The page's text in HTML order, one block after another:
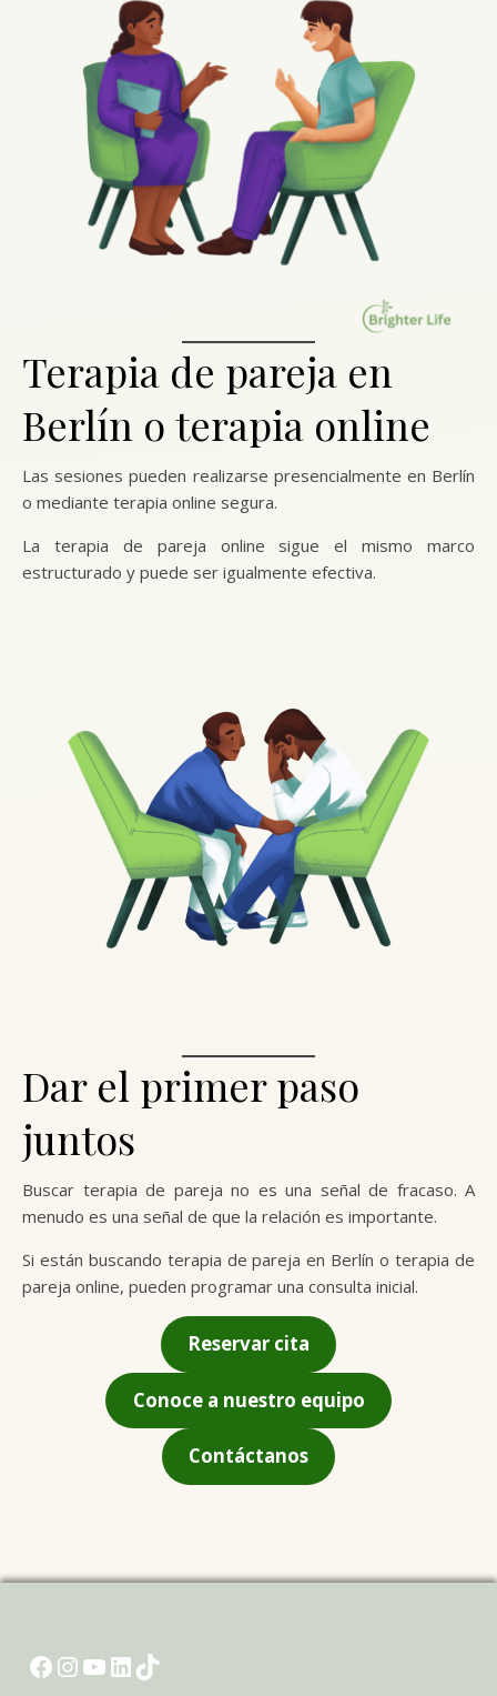
Terapia de pareja en
Berlín o terapia online
Las sesiones pueden realizarse presencialmente en Berlín
o mediante terapia online segura.
La terapia de pareja online sigue el mismo marco
estructurado y puede ser igualmente efectiva.
Dar el primer paso
juntos
Buscar terapia de pareja no es una señal de fracaso. A
menudo es una señal de que la relación es importante.
Si están buscando terapia de pareja en Berlín o terapia de
pareja online, pueden programar una consulta inicial.
Reservar cita
Conoce a nuestro equipo
Contáctanos
Email*
Facebook
Instagram
YouTube
LinkedIn
TikTok